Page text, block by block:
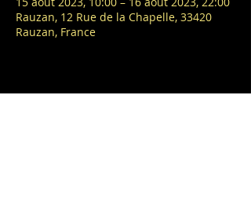
Rauzan, 12 Rue de la Chapelle, 33420
Rauzan, France